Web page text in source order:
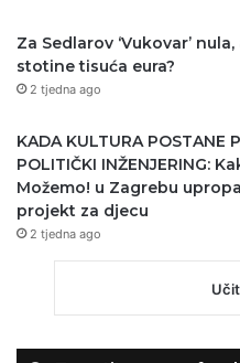
Za Sedlarov ‘Vukovar’ nula,
stotine tisuća eura?
2 tjedna ago
KADA KULTURA POSTANE
POLITIČKI INŽENJERING:
Možemo! u Zagrebu
projekt za djecu
2 tjedna ago